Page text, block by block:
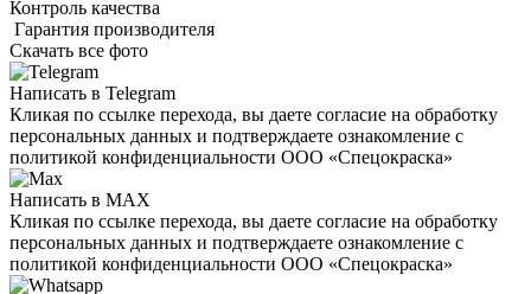
Контроль качества
Гарантия производителя
Скачать все фото
Написать в Telegram
Кликая по ссылке перехода, вы даете согласие на обработку
персональных данных и подтверждаете ознакомление с
политикой конфиденциальности ООО «Спецокраска»
Написать в MAX
Кликая по ссылке перехода, вы даете согласие на обработку
персональных данных и подтверждаете ознакомление с
политикой конфиденциальности ООО «Спецокраска»